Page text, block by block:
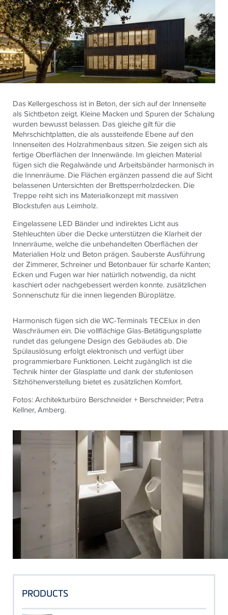
Das Kellergeschoss ist in Beton, der sich auf der Innenseite
als Sichtbeton zeigt. Kleine Macken und Spuren der Schalung
wurden bewusst belassen. Das gleiche gilt für die
Mehrschichtplatten, die als aussteifende Ebene auf den
Innenseiten des Holzrahmenbaus sitzen. Sie zeigen sich als
fertige Oberflächen der Innenwände. Im gleichen Material
fügen sich die Regalwände und Arbeitsbänder harmonisch in
die Innenräume. Die Flächen ergänzen passend die auf Sicht
belassenen Untersichten der Brettsperrholzdecken. Die
Treppe reiht sich ins Materialkonzept mit massiven
Blockstufen aus Leimholz.
Eingelassene LED Bänder und indirektes Licht aus
Stehleuchten über die Decke unterstützen die Klarheit der
Innenräume, welche die unbehandelten Oberflächen der
Materialien Holz und Beton prägen. Sauberste Ausführung
der Zimmerer, Schreiner und Betonbauer für scharfe Kanten;
Ecken und Fugen war hier natürlich notwendig, da nicht
kaschiert oder nachgebessert werden konnte. zusätzlichen
Sonnenschutz für die innen liegenden Büroplätze.
Harmonisch fügen sich die WC-Terminals TECElux in den
Waschräumen ein. Die vollflächige Glas-Betätigungsplatte
rundet das gelungene Design des Gebäudes ab. Die
Spülauslösung erfolgt elektronisch und verfügt über
programmierbare Funktionen. Leicht zugänglich ist die
Technik hinter der Glasplatte und dank der stufenlosen
Sitzhöhenverstellung bietet es zusätzlichen Komfort.
Fotos: Architekturbüro Berschneider + Berschneider; Petra
Kellner, Amberg.
PRODUCTS